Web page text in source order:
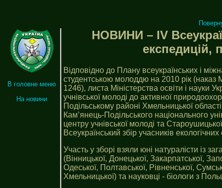
В головне меню
На новини
НОВИНИ – ІV
експедицій,
Відповідно до Плану всеукраїнських і
студентською молоддю на 2010 рік (наказ
1246), листа Міністерства освіти і науки
учнівської молоді до активної
Подільському районі Хмельницької
Кам’янець-Подільського національного
центру учнівської молоді та
Всеукраїнський збір учасників
Участь у зборі взяли юні натуралісти із
(Вінницької, Донецької, Закарпатської,
Одеської, Полтавської, Рівненської,
Хмельницької) та науковці - біологи з